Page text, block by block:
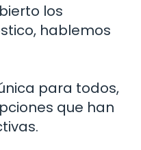
los
hablemos
para todos,
que han